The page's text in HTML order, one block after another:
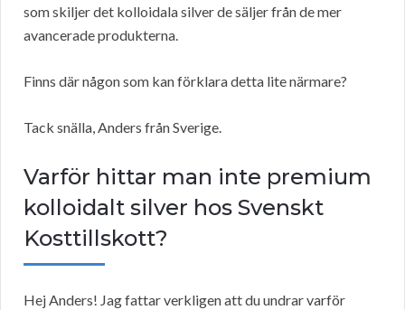
som skiljer det kolloidala silver de säljer från de mer
avancerade produkterna.
Finns där någon som kan förklara detta lite närmare?
Tack snälla, Anders från Sverige.
Varför hittar man inte premium
kolloidalt silver hos Svenskt
Kosttillskott?
Hej Anders! Jag fattar verkligen att du undrar varför